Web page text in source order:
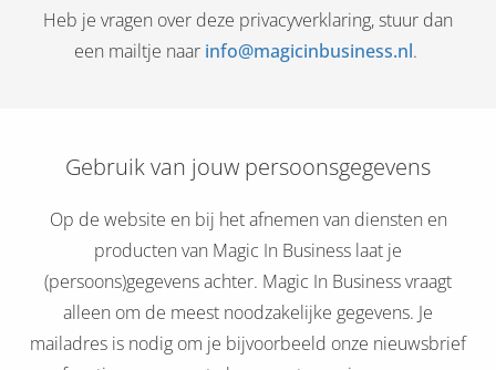
Heb je vragen over deze privacyverklaring, stuur dan
een mailtje naar info@magicinbusiness.nl.
Gebruik van jouw persoonsgegevens
Op de website en bij het afnemen van diensten en
producten van Magic In Business laat je
(persoons)gegevens achter. Magic In Business vraagt
alleen om de meest noodzakelijke gegevens. Je
mailadres is nodig om je bijvoorbeeld onze nieuwsbrief
worden
gebruikt
te